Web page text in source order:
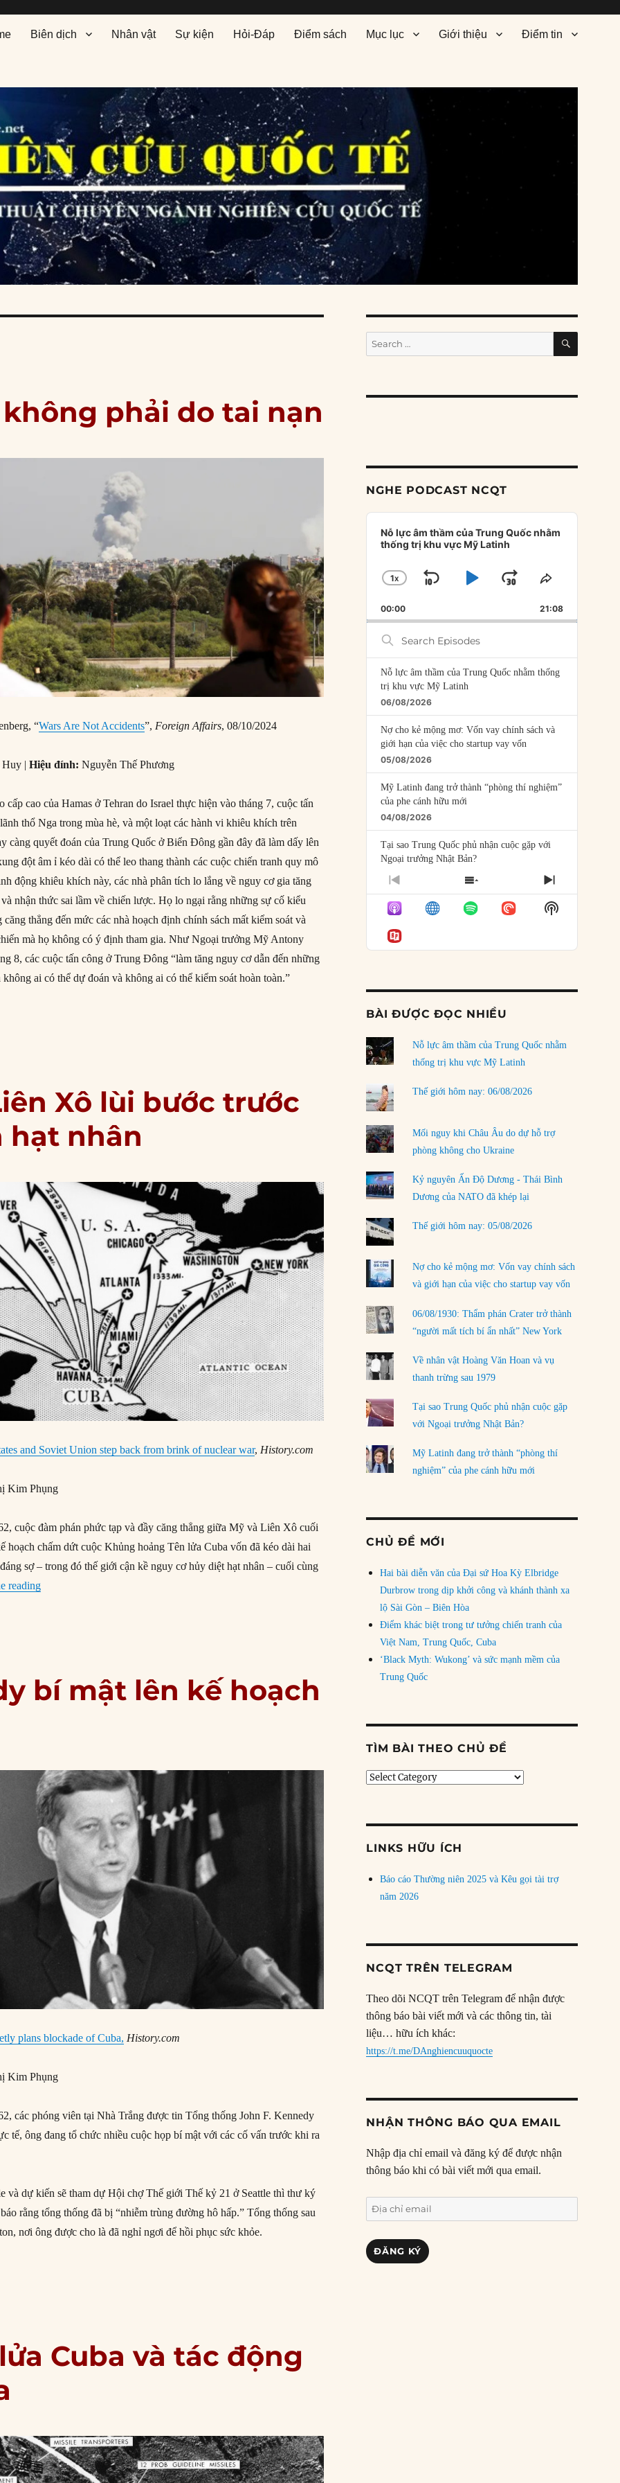
Biên dịch Nhân vật Sự kiện Hỏi-Đáp Điểm sách Mục lục Giới thiệu Điểm tin
phải do tai nạn
“Wars Are Not Accidents”, Foreign Affairs, 08/10/2024
Huy |Hiệu đính: Nguyễn Thế Phương
cấp cao của Hamas ở Tehran do Israel thực hiện vào tháng 7, cuộc tấn
thổ Nga trong mùa hè, và một loạt các hành vi khiêu khích trên
càng quyết đoán của Trung Quốc ở Biển Đông gần đây đã làm dấy lên
đột âm ỉ kéo dài có thể leo thang thành các cuộc chiến tranh quy mô
động khiêu khích này, các nhà phân tích lo lắng về nguy cơ gia tăng
nhận thức sai lầm về chiến lược. Họ lo ngại rằng những sự cố kiểu
căng thẳng đến mức các nhà hoạch định chính sách mất kiểm soát và
mà họ không có ý định tham gia. Như Ngoại trưởng Mỹ Antony
8, các cuộc tấn công ở Trung Đông “làm tăng nguy cơ dẫn đến những
ai có thể dự đoán và không ai có thể kiểm soát hoàn toàn.”
tranh xảy ra không phải do tai nạn”
Xô lùi bước trước
hạt nhân
and Soviet Union step back from brink of nuclear war, History.com
Kim Phụng
cuộc đàm phán phức tạp và đầy căng thẳng giữa Mỹ và Liên Xô cuối
hoạch chấm dứt cuộc Khủng hoảng Tên lửa Cuba vốn đã kéo dài hai
sợ – trong đó thế giới cận kề nguy cơ hủy diệt hạt nhân – cuối cùng
reading“27/10/1962: Mỹ và Liên Xô lùi bước trước bờ vực chiến tranh hạt nhân”
bí mật lên kế hoạch
plans blockade of Cuba, History.com
Kim Phụng
các phóng viên tại Nhà Trắng được tin Tổng thống John F. Kennedy
tế, ông đang tổ chức nhiều cuộc họp bí mật với các cố vấn trước khi ra
và dự kiến sẽ tham dự Hội chợ Thế giới Thế kỷ 21 ở Seattle thì thư ký
rằng tổng thống đã bị “nhiễm trùng đường hô hấp.” Tổng thống sau
nơi ông được cho là đã nghỉ ngơi để hồi phục sức khỏe.
1962: Kennedy bí mật lên kế hoạch phong tỏa Cuba”
Cuba và tác động
Search
for:
SEARCH
NGHE PODCAST NCQT
Audio
Player
Nỗ lực âm thầm của Trung Quốc nhằm
thống trị khu vực Mỹ Latinh
CHANGE
RATE
1X
SKIP
BACKWARD
PLAYJUMP
FORWARD
SHARE
EPISODE
00:00 21:08
Search
Episodes
Nỗ lực âm thầm của Trung Quốc nhằm thống
trị khu vực Mỹ Latinh
06/08/2026
Nợ cho kẻ mộng mơ: Vốn vay chính sách và
giới hạn của việc cho startup vay vốn
05/08/2026
Mỹ Latinh đang trở thành “phòng thí nghiệm”
của phe cánh hữu mới
04/08/2026
Tại sao Trung Quốc phủ nhận cuộc gặp với
Ngoại trưởng Nhật Bản?
04/08/2026
Điểm mù chiến lược của Trump tại Thái Bình
Dương
03/08/2026
rủi ro
01/08/2026
31/07/2026
phải chịu đựng?
30/07/2026
Tập tìm cách chôn vùi bê bối chấn động vòng
tròn thân cận của mình
PREVIOUS
EPISODE
SHOW
EPISODES
LIST
NEXT
EPISODE
Show
Podcast
BÀI ĐƯỢC ĐỌC NHIỀU
Nỗ lực âm thầm của Trung Quốc nhằm
thống trị khu vực Mỹ Latinh
Thế giới hôm nay: 06/08/2026
Mối nguy khi Châu Âu do dự hỗ trợ
phòng không cho Ukraine
Kỷ nguyên Ấn Độ Dương - Thái Bình
Dương của NATO đã khép lại
Thế giới hôm nay: 05/08/2026
Nợ cho kẻ mộng mơ: Vốn vay chính sách
và giới hạn của việc cho startup vay vốn
06/08/1930: Thẩm phán Crater trở thành
“người mất tích bí ẩn nhất” New York
Về nhân vật Hoàng Văn Hoan và vụ
thanh trừng sau 1979
Tại sao Trung Quốc phủ nhận cuộc gặp
với Ngoại trưởng Nhật Bản?
Mỹ Latinh đang trở thành “phòng thí
nghiệm” của phe cánh hữu mới
CHỦ ĐỀ MỚI
Hai bài diễn văn của Đại sứ Hoa Kỳ Elbridge
Durbrow trong dịp khởi công và khánh thành xa
lộ Sài Gòn – Biên Hòa
Điểm khác biệt trong tư tưởng chiến tranh của
Việt Nam, Trung Quốc, Cuba
‘Black Myth: Wukong’ và sức mạnh mềm của
Trung Quốc
TÌM BÀI THEO CHỦ ĐỀ
Tìm
LINKS HỮU ÍCH
Báo cáo Thường niên 2025 và Kêu gọi tài trợ
năm 2026
NCQT TRÊN TELEGRAM
Theo dõi NCQT trên Telegram để nhận được
thông báo bài viết mới và các thông tin, tài
liệu… hữu ích khác:
https://t.me/DAnghiencuuquocte
NHẬN THÔNG BÁO QUA EMAIL
Nhập địa chỉ email và đăng ký để được nhận
thông báo khi có bài viết mới qua email.
Địa
chỉ
email
ĐĂNG KÝ